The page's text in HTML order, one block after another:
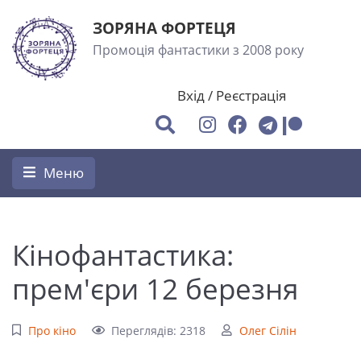
ЗОРЯНА ФОРТЕЦЯ
Промоція фантастики з 2008 року
Вхід/ Реєстрація
Меню
Кінофантастика:
прем'єри 12 березня
Про кіно Переглядів: 2318
Олег Сілін